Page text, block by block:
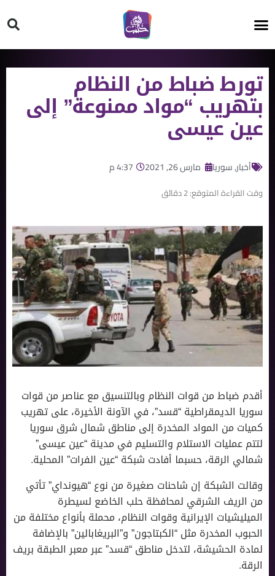
تورط ضباط من النظام
بتهريب “مواد ممنوعة” إلى
عين عيسى
أخبار,سوريا مارس 26, 2021 4:37 م
وقت القراءة المتوقع:2دقائق
أقدم ضباط من قوات النظام وبالتنسيق مع عناصر من قوات
سوريا الديمقراطية “قسد”، في الآونة الأخيرة، على تهريب
كميات من المواد المخدرة إلى مناطق شمال شرق سوريا
لتتم عمليات الاستلام والتسليم في مدينة “عين عيسى”
شمالي الرقة، حسبما أفادت شبكة “عين الفرات” المحلية.
وقالت الشبكة إن شاحنات صغيرة من نوع “هيونداي” تأتي
من الريف الشرقي لمحافظة حلب الخاضع لسيطرة
الميليشيات الإيرانية وقوات النظام، محملة بأنواع مختلفة من
الحبوب المخدرة مثل “الكبتاجون” و”البريغابالين” بالإضافة
لمادة الحشيشة، لتدخل مناطق “قسد” عبر معبر الطبقة بريف
الرقة.